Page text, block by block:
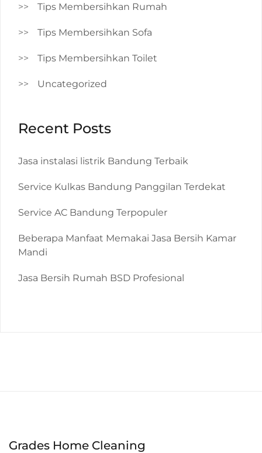
Tips Membersihkan Rumah
Tips Membersihkan Sofa
Tips Membersihkan Toilet
Uncategorized
Recent Posts
Jasa instalasi listrik Bandung Terbaik
Service Kulkas Bandung Panggilan Terdekat
Service AC Bandung Terpopuler
Beberapa Manfaat Memakai Jasa Bersih Kamar
Mandi
Jasa Bersih Rumah BSD Profesional
Grades Home Cleaning